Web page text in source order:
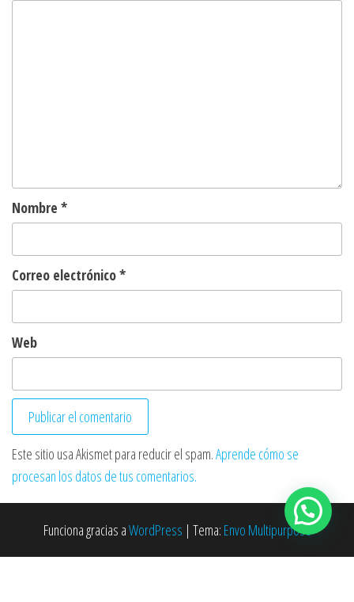
Nombre *
Correo electrónico*
Web
Este sitio usa Akismet para reducir el spam.Aprende cómo se
procesan los datos de tus comentarios.
Funciona gracias aWordPress | Tema: Envo Multipurpose